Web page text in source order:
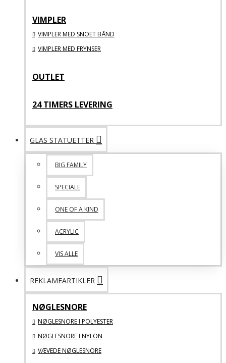
VIMPLER
VIMPLER MED SNOET BÅND
VIMPLER MED FRYNSER
OUTLET
24 TIMERS LEVERING
GLAS STATUETTER
BIG FAMILY
SPECIALE
ONE OF A KIND
ACRYLIC
VIS ALLE
REKLAMEARTIKLER
NØGLESNORE
NØGLESNORE I POLYESTER
NØGLESNORE I NYLON
VÆVEDE NØGLESNORE